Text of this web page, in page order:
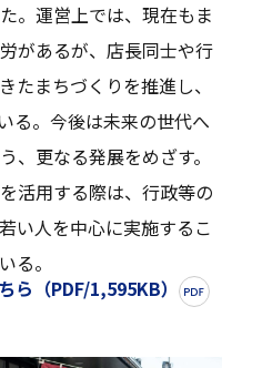
。運営上では、現在もま
があるが、店長同士や行
たまちづくりを推進し、
る。今後は未来の世代へ
、更なる発展をめざす。
活用する際は、行政等の
い人を中心に実施するこ
る。
ら（PDF/1,595KB）